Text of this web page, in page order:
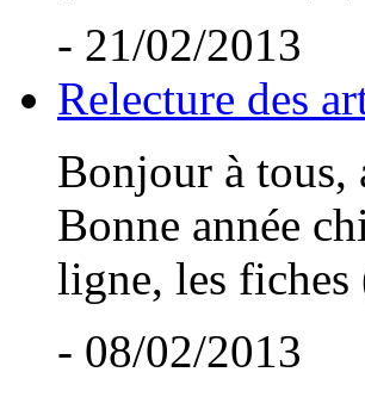
- 21/02/2013
Relecture des
Bonjour à tous,
Bonne année
ligne, les fiches
- 08/02/2013